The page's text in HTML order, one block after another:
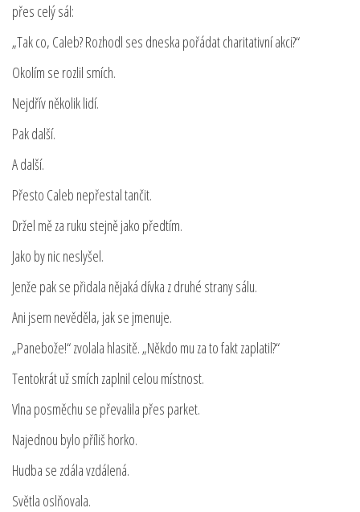
přes celý sál:
„Tak co, Caleb? Rozhodl ses dneska pořádat charitativní akci?“
Okolím se rozlil smích.
Nejdřív několik lidí.
Pak další.
A další.
Přesto Caleb nepřestal tančit.
Držel mě za ruku stejně jako předtím.
Jako by nic neslyšel.
Jenže pak se přidala nějaká dívka z druhé strany sálu.
Ani jsem nevěděla, jak se jmenuje.
„Panebože!“ zvolala hlasitě. „Někdo mu za to fakt zaplatil?“
Tentokrát už smích zaplnil celou místnost.
Vlna posměchu se převalila přes parket.
Najednou bylo příliš horko.
Hudba se zdála vzdálená.
Světla oslňovala.